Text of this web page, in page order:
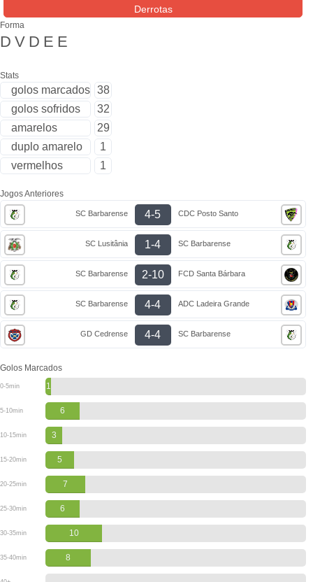
Derrotas
Forma
D V D E E
Stats
golos marcados 38
golos sofridos
32
amarelos
29
duplo amarelo
1
vermelhos
1
Jogos Anteriores
SC Barbarense 4-5 CDC Posto Santo
SC Lusitânia 1-4 SC Barbarense
SC Barbarense 2-10 FCD Santa Bárbara
SC Barbarense 4-4 ADC Ladeira Grande
GD Cedrense 4-4 SC Barbarense
Golos Marcados
0-5min 1
5-10min 6
10-15min 3
15-20min 5
20-25min 7
25-30min 6
30-35min 10
35-40min 8